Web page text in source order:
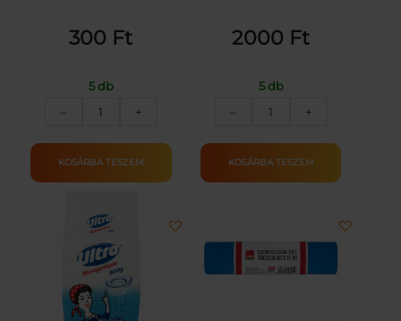
300 Ft
5 db
–
COOP
KENDŐ
3DB
+
KOSÁRBA TESZEM
2000 Ft
5 db
–
PROTECT
KULLANCS
R.AER
+
KOSÁRBA TESZEM